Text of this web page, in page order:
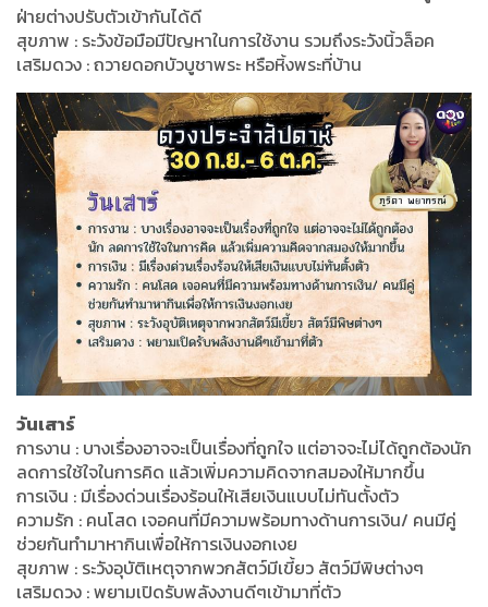
ฝ่ายต่างปรับตัวเข้ากันได้ดี
สุขภาพ : ระวังข้อมือมีปัญหาในการใช้งาน รวมถึงระวังนิ้วล็อค
เสริมดวง : ถวายดอกบัวบูชาพระ หรือหิ้งพระที่บ้าน
วันเสาร์
การงาน : บางเรื่องอาจจะเป็นเรื่องที่ถูกใจ แต่อาจจะไม่ได้ถูกต้องนัก
ลดการใช้ใจในการคิด แล้วเพิ่มความคิดจากสมองให้มากขึ้น
การเงิน : มีเรื่องด่วนเรื่องร้อนให้เสียเงินแบบไม่ทันตั้งตัว
ความรัก : คนโสด เจอคนที่มีความพร้อมทางด้านการเงิน/ คนมีคู่
ช่วยกันทำมาหากินเพื่อให้การเงินงอกเงย
สุขภาพ : ระวังอุบัติเหตุจากพวกสัตว์มีเขี้ยว สัตว์มีพิษต่างๆ
เสริมดวง : พยามเปิดรับพลังงานดีๆเข้ามาที่ตัว